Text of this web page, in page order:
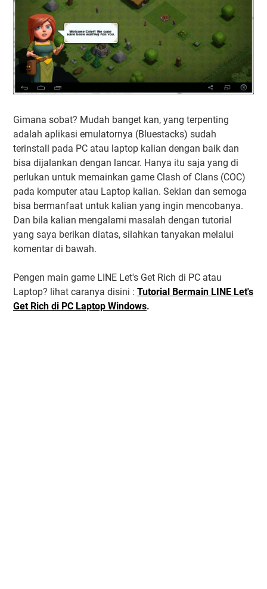
Gimana sobat? Mudah banget kan, yang terpenting
adalah aplikasi emulatornya (Bluestacks) sudah
terinstall pada PC atau laptop kalian dengan baik dan
bisa dijalankan dengan lancar. Hanya itu saja yang di
perlukan untuk memainkan game Clash of Clans (COC)
pada komputer atau Laptop kalian. Sekian dan semoga
bisa bermanfaat untuk kalian yang ingin mencobanya.
Dan bila kalian mengalami masalah dengan tutorial
yang saya berikan diatas, silahkan tanyakan melalui
komentar di bawah.
Pengen main game LINE Let's Get Rich di PC atau
Laptop? lihat caranya disini : Tutorial Bermain LINE Let's
Get Rich di PC Laptop Windows.